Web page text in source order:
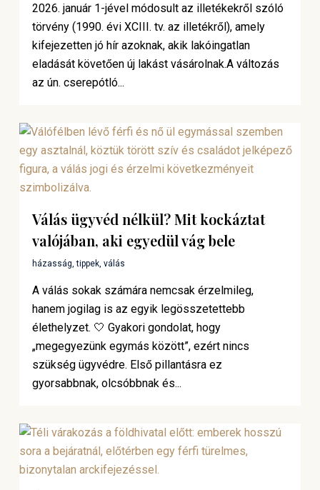
2026. január 1-jével módosult az illetékekről szóló
törvény (1990. évi XCIII. tv. az illetékről), amely
kifejezetten jó hír azoknak, akik lakóingatlan
eladását követően új lakást vásárolnak.A változás
az ún. cserepótló...
Válás ügyvéd nélkül? Mit kockáztat
valójában, aki egyedül vág bele
házasság,tippek, válás
A válás sokak számára nemcsak érzelmileg,
hanem jogilag is az egyik legösszetettebb
élethelyzet. 🤍 Gyakori gondolat, hogy
„megegyezünk egymás között”, ezért nincs
szükség ügyvédre. Első pillantásra ez
gyorsabbnak, olcsóbbnak és...